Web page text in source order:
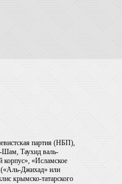
партия (НБП),
Шам, Таухид валь-
«Исламское
Джихад» или
крымско-татарского